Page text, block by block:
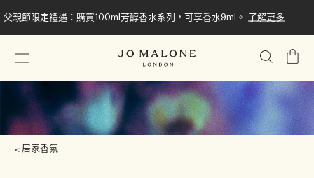
父親節限定禮遇：購買100ml芳醇香水系列，可享香水9ml。 了解更多
我
購
物
車
居家香氛